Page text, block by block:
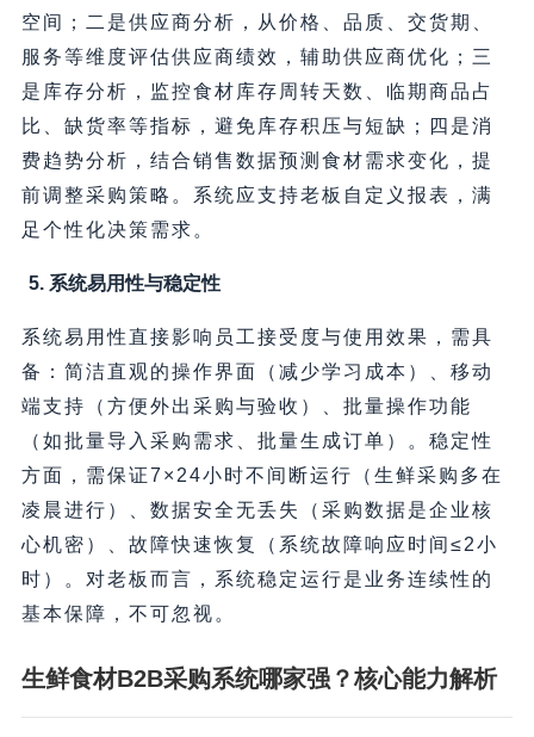
空间；二是供应商分析，从价格、品质、交货期、
服务等维度评估供应商绩效，辅助供应商优化；三
是库存分析，监控食材库存周转天数、临期商品占
比、缺货率等指标，避免库存积压与短缺；四是消
费趋势分析，结合销售数据预测食材需求变化，提
前调整采购策略。系统应支持老板自定义报表，满
足个性化决策需求。
5. 系统易用性与稳定性
系统易用性直接影响员工接受度与使用效果，需具
备：简洁直观的操作界面（减少学习成本）、移动
端支持（方便外出采购与验收）、批量操作功能
（如批量导入采购需求、批量生成订单）。稳定性
方面，需保证7×24小时不间断运行（生鲜采购多在
凌晨进行）、数据安全无丢失（采购数据是企业核
心机密）、故障快速恢复（系统故障响应时间≤2小
时）。对老板而言，系统稳定运行是业务连续性的
基本保障，不可忽视。
生鲜食材B2B采购系统哪家强？核心能力解析